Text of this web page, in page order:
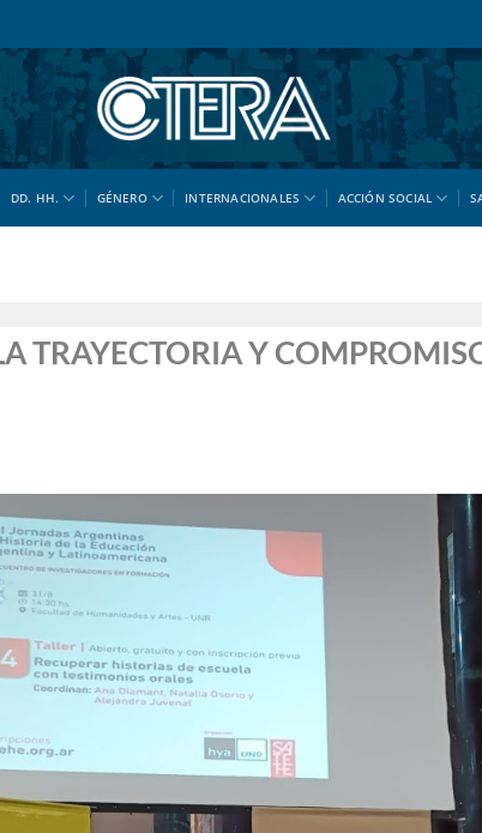
DD. HH. GÉNERO INTERNACIONALES ACCIÓN SOCIAL
TRAYECTORIA Y